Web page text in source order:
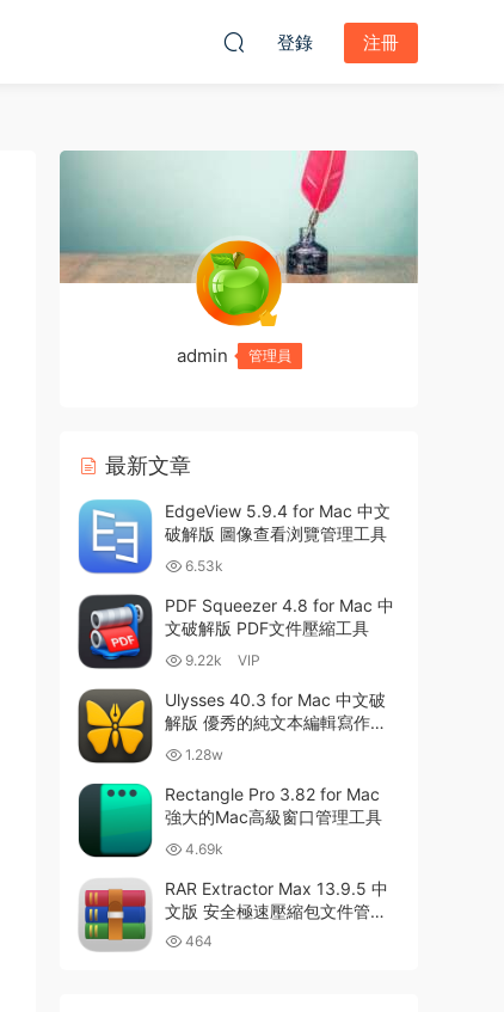
登錄 注冊
admin 管理員
最新文章
EdgeView 5.9.4 for Mac 中文
破解版 圖像查看浏覽管理工具
6.53k
PDF Squeezer 4.8 for Mac 中
文破解版 PDF文件壓縮工具
9.22k VIP
Ulysses 40.3 for Mac 中文破
解版 優秀的純文本編輯寫作軟
件 1.28w
Rectangle Pro 3.82 for Mac
強大的Mac高級窗口管理工具
4.69k
RAR Extractor Max 13.9.5 中
文版 安全極速壓縮包文件管理
器 464